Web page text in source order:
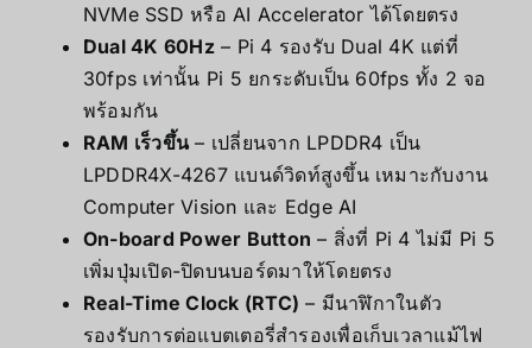
NVMe SSD หรือ AI Accelerator ได้โดยตรง
Dual 4K 60Hz– Pi 4 รองรับ Dual 4K แต่ที่
30fps เท่านั้น Pi 5 ยกระดับเป็น 60fps ทั้ง 2 จอ
พร้อมกัน
RAM เร็วขึ้น– เปลี่ยนจาก LPDDR4 เป็น
LPDDR4X-4267 แบนด์วิดท์สูงขึ้น เหมาะกับงาน
Computer Vision และ Edge AI
On-board Power Button – สิ่งที่ Pi 4 ไม่มี Pi 5
เพิ่มปุ่มเปิด-ปิดบนบอร์ดมาให้โดยตรง
Real-Time Clock (RTC) – มีนาฬิกาในตัว
รองรับการต่อแบตเตอรี่สำรองเพื่อเก็บเวลาแม้ไฟ